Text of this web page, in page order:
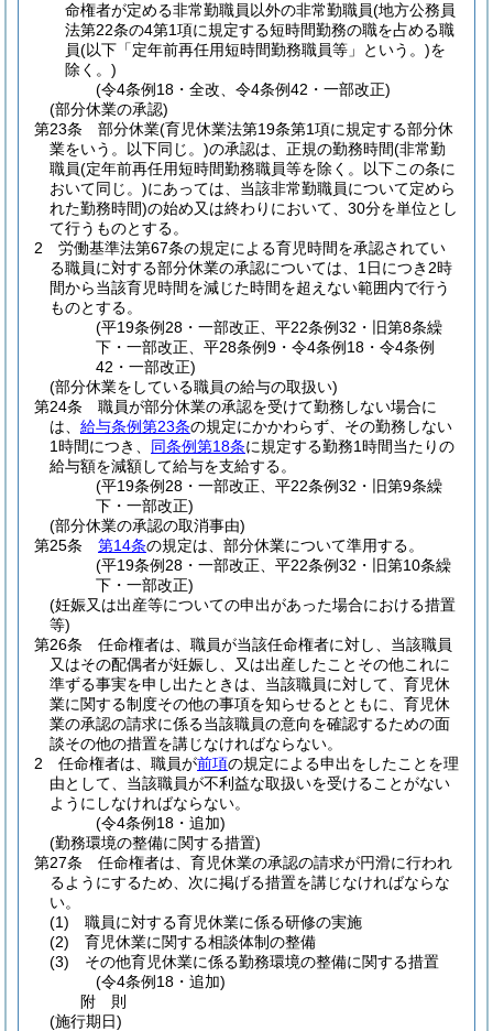
命権者が定める非常勤職員以外の非常勤職員(地方公務員
法第22条の4第1項に規定する短時間勤務の職を占める職
員(以下「定年前再任用短時間勤務職員等」という。)を
除く。)
(令4条例18・全改、令4条例42・一部改正)
(部分休業の承認)
第23条
部分休業(育児休業法第19条第1項に規定する部分休
業をいう。以下同じ。)の承認は、正規の勤務時間(非常勤
職員(定年前再任用短時間勤務職員等を除く。以下この条に
おいて同じ。)にあっては、当該非常勤職員について定めら
れた勤務時間)の始め又は終わりにおいて、30分を単位とし
て行うものとする。
2
労働基準法第67条の規定による育児時間を承認されてい
る職員に対する部分休業の承認については、1日につき2時
間から当該育児時間を減じた時間を超えない範囲内で行う
ものとする。
(平19条例28・一部改正、平22条例32・旧第8条繰
下・一部改正、平28条例9・令4条例18・令4条例
42・一部改正)
(部分休業をしている職員の給与の取扱い)
第24条
職員が部分休業の承認を受けて勤務しない場合に
は、 給与条例第23条の規定にかかわらず、その勤務しない
1時間につき、 同条例第18条に規定する勤務1時間当たりの
給与額を減額して給与を支給する。
(平19条例28・一部改正、平22条例32・旧第9条繰
下・一部改正)
(部分休業の承認の取消事由)
第25条
第14条の規定は、部分休業について準用する。
(平19条例28・一部改正、平22条例32・旧第10条繰
下・一部改正)
(妊娠又は出産等についての申出があった場合における措置
等)
第26条
任命権者は、職員が当該任命権者に対し、当該職員
又はその配偶者が妊娠し、又は出産したことその他これに
準ずる事実を申し出たときは、当該職員に対して、育児休
業に関する制度その他の事項を知らせるとともに、育児休
業の承認の請求に係る当該職員の意向を確認するための面
談その他の措置を講じなければならない。
2
任命権者は、職員が前項の規定による申出をしたことを理
由として、当該職員が不利益な取扱いを受けることがない
ようにしなければならない。
(令4条例18・追加)
(勤務環境の整備に関する措置)
第27条
任命権者は、育児休業の承認の請求が円滑に行われ
るようにするため、次に掲げる措置を講じなければならな
い。
(1)
職員に対する育児休業に係る研修の実施
(2)
育児休業に関する相談体制の整備
(3)
その他育児休業に係る勤務環境の整備に関する措置
(令4条例18・追加)
附 則
(施行期日)